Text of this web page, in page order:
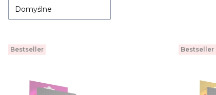
Domyślne
Bestseller Bestseller